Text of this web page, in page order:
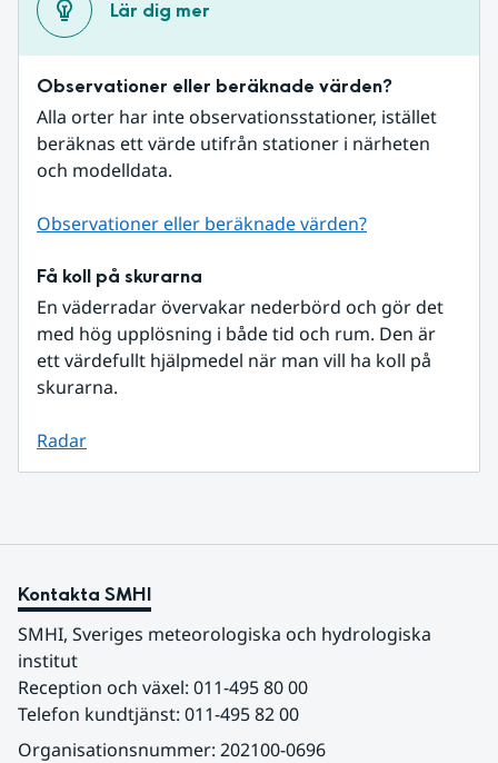
Lär dig mer
Observationer eller beräknade värden?
Alla orter har inte observationsstationer, istället
beräknas ett värde utifrån stationer i närheten
och modelldata.
Observationer eller beräknade värden?
Få koll på skurarna
En väderradar övervakar nederbörd och gör det
med hög upplösning i både tid och rum. Den är
ett värdefullt hjälpmedel när man vill ha koll på
skurarna.
Radar
Kontakta SMHI
SMHI, Sveriges meteorologiska och hydrologiska
institut
Reception och växel: 011-495 80 00
Telefon kundtjänst: 011-495 82 00
Organisationsnummer: 202100-0696